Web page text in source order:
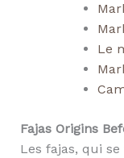
Le
Fajas Origins
Les fajas, qui